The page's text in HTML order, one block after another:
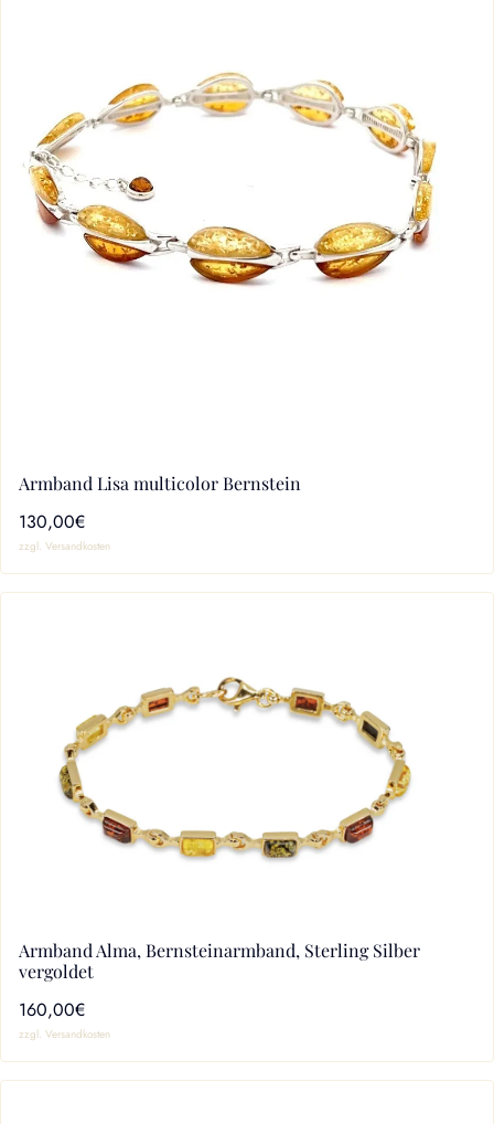
Armband Lisa multicolor Bernstein
130,00€
zzgl. Versandkosten
Armband Alma, Bernsteinarmband, Sterling Silber
vergoldet
160,00€
zzgl. Versandkosten